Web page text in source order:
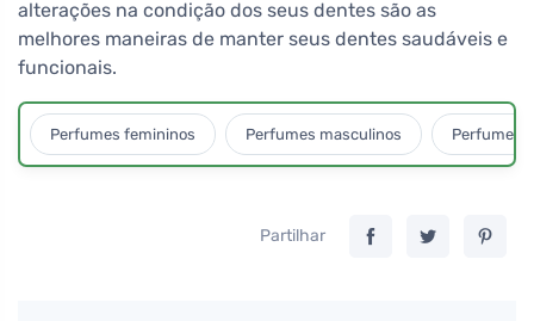
alterações na condição dos seus dentes são as
melhores maneiras de manter seus dentes saudáveis e
funcionais.
Perfumes femininos Perfumes masculinos Perfumes
Partilhar